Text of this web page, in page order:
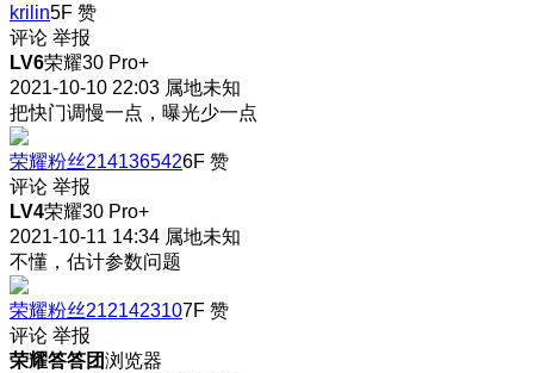
krilin5F 赞
评论 举报
LV6荣耀30 Pro+
2021-10-10 22:03 属地未知
把快门调慢一点，曝光少一点
荣耀粉丝2141365426F 赞
评论 举报
LV4荣耀30 Pro+
2021-10-11 14:34 属地未知
不懂，估计参数问题
荣耀粉丝2121423107F 赞
评论 举报
荣耀答答团浏览器